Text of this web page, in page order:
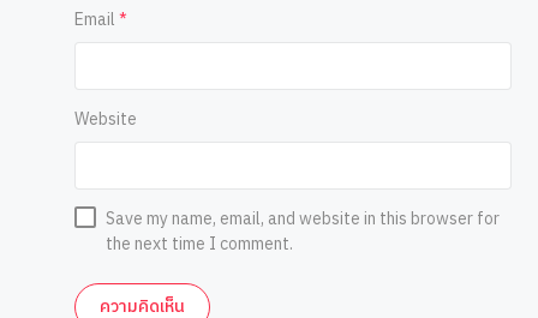
Email*
Website
Save my name, email, and website in this browser for
the next time I comment.